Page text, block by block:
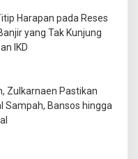
Harapan pada Reses
yang Tak Kunjung
IKD
Zulkarnaen Pastikan
Sampah, Bansos hingga